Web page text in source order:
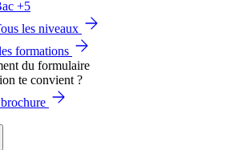
+5
les niveaux
formations
te convient ?